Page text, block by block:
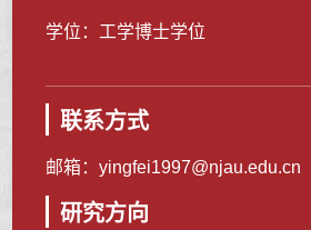
学位：工学博士学位
联系方式
邮箱：yingfei1997@njau.edu.cn
研究方向